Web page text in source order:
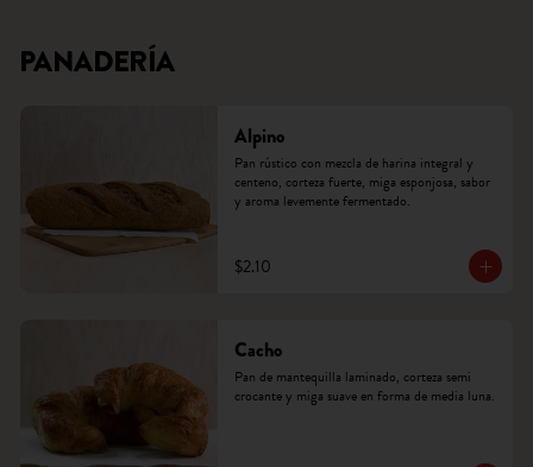
PANADERÍA
Alpino
Pan rústico con mezcla de harina integral y
centeno, corteza fuerte, miga esponjosa, sabor
y aroma levemente fermentado.
$2.10
Cacho
Pan de mantequilla laminado, corteza semi
crocante y miga suave en forma de media luna.